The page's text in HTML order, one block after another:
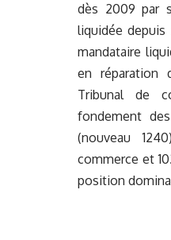
dès 2009 par
liquidée
mandataire
en réparation
Tribunal de
fondement
(nouveau
commerce et
position